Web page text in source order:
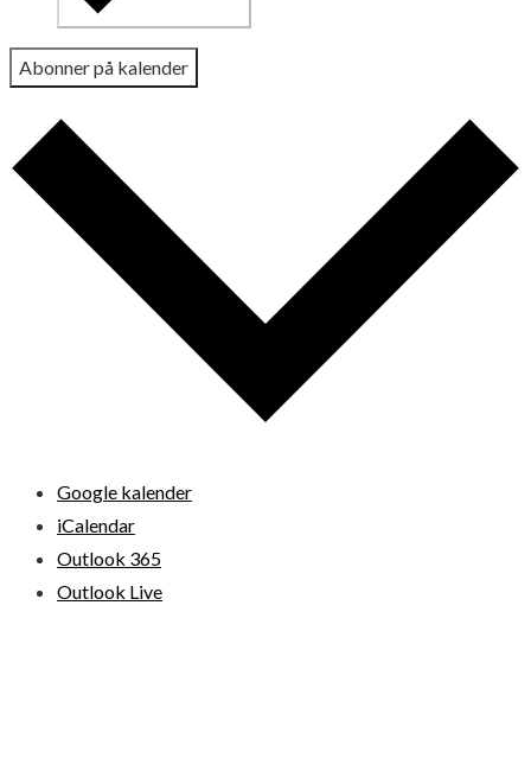
Abonner på kalender
Google kalender
iCalendar
Outlook 365
Outlook Live